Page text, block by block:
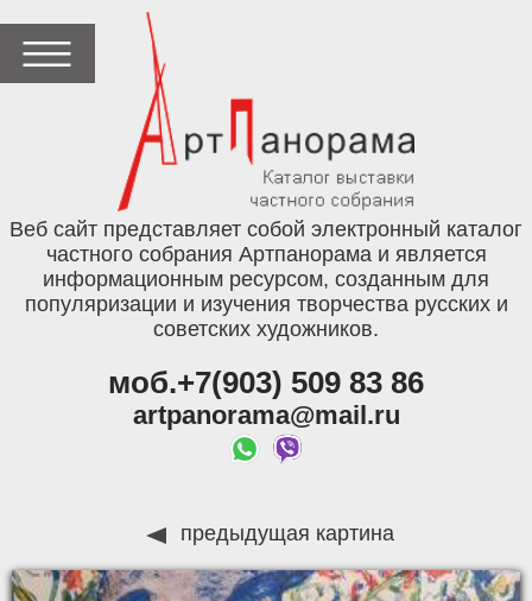
Веб сайт представляет собой электронный каталог
частного собрания Артпанорама и является
информационным ресурсом, созданным для
популяризации и изучения творчества русских и
советских художников.
моб.+7(903) 509 83 86
artpanorama@mail.ru
предыдущая картина